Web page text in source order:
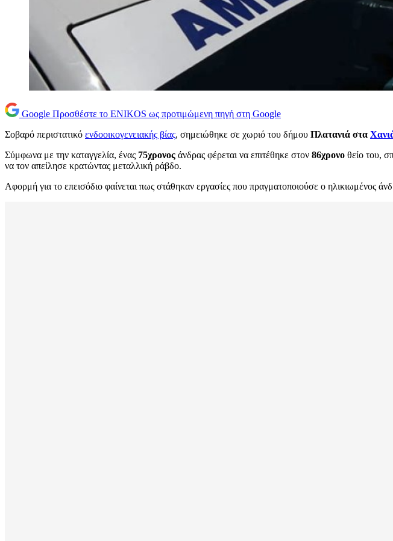
Google Προσθέστε το ENIKOS ως προτιμώμενη πηγή στη Google
Σοβαρό περιστατικό ενδοοικογενειακής βίας, σημειώθηκε σε χωριό του δήμου Πλατανιά στα
Σύμφωνα με την καταγγελία, ένας 75χρονος άνδρας φέρεται να επιτέθηκε στον 86χρονο θείο του,
να τον απείλησε κρατώντας μεταλλική ράβδο.
Αφορμή για το επεισόδιο φαίνεται πως στάθηκαν εργασίες που πραγματοποιούσε ο ηλικιωμένος